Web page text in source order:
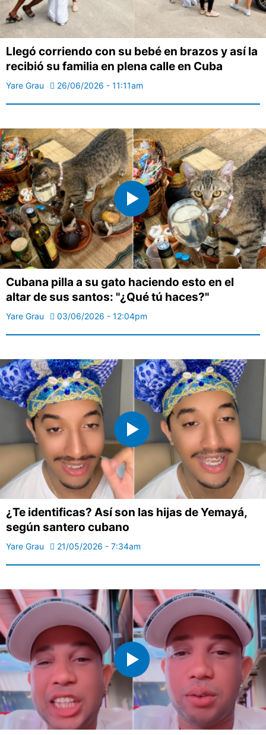
Llegó corriendo con su bebé en brazos y así la
recibió su familia en plena calle en Cuba
Yare Grau 26/06/2026 - 11:11am
Cubana pilla a su gato haciendo esto en el
altar de sus santos: "¿Qué tú haces?"
Yare Grau 03/06/2026 - 12:04pm
¿Te identificas? Así son las hijas de Yemayá,
según santero cubano
Yare Grau 21/05/2026 - 7:34am